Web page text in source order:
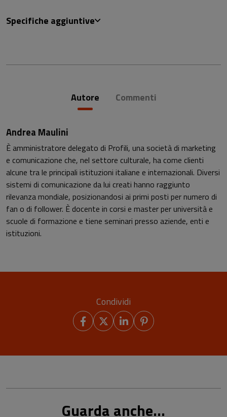
Specifiche aggiuntive
Autore Commenti
Andrea Maulini
È amministratore delegato di Profili, una società di marketing
e comunicazione che, nel settore culturale, ha come clienti
alcune tra le principali istituzioni italiane e internazionali. Diversi
sistemi di comunicazione da lui creati hanno raggiunto
rilevanza mondiale, posizionandosi ai primi posti per numero di
fan o di follower. È docente in corsi e master per università e
scuole di formazione e tiene seminari presso aziende, enti e
istituzioni.
Condividi
Guarda anche...